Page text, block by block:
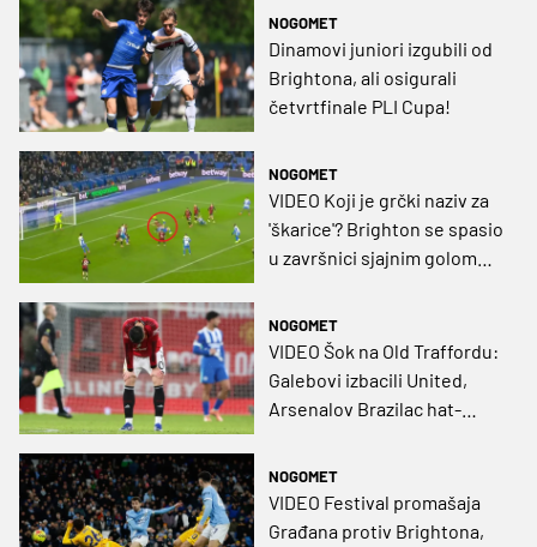
NOGOMET
Dinamovi juniori izgubili od
Brightona, ali osigurali
četvrtfinale PLI Cupa!
NOGOMET
VIDEO Koji je grčki naziv za
'škarice'? Brighton se spasio
u završnici sjajnim golom
NOGOMET
VIDEO Šok na Old Traffordu:
Galebovi izbacili United,
Arsenalov Brazilac hat-
Parkom
NOGOMET
VIDEO Festival promašaja
Građana protiv Brightona,